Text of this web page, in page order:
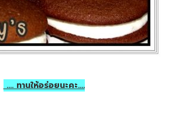
.... ทานให้อร่อยนะคะ....